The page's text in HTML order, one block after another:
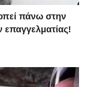
πάνω στην